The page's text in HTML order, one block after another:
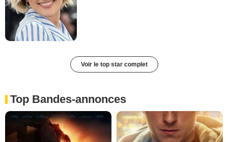
Voir le top star complet
Top Bandes-annonces